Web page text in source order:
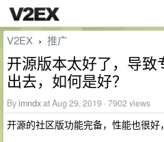
V2EX › 推广
开源版本太好了，导致
出去，如何是好？
Byimndxat Aug 29, 2019 · 7902 views
开源的社区版功能完备，性能也很好